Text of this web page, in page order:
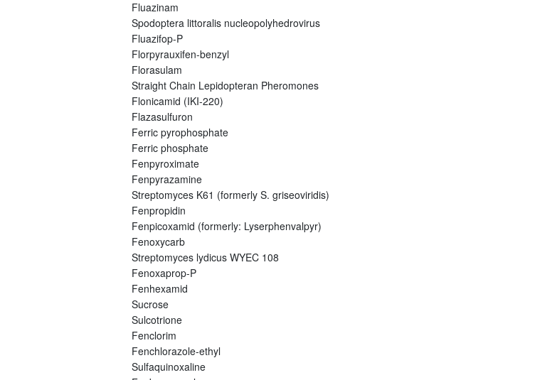
Fluazinam
Spodoptera littoralis nucleopolyhedrovirus
Fluazifop-P
Florpyrauxifen-benzyl
Florasulam
Straight Chain Lepidopteran Pheromones
Flonicamid (IKI-220)
Flazasulfuron
Ferric pyrophosphate
Ferric phosphate
Fenpyroximate
Fenpyrazamine
Streptomyces K61 (formerly S. griseoviridis)
Fenpropidin
Fenpicoxamid (formerly: Lyserphenvalpyr)
Fenoxycarb
Streptomyces lydicus WYEC 108
Fenoxaprop-P
Fenhexamid
Sucrose
Sulcotrione
Fenclorim
Fenchlorazole-ethyl
Sulfaquinoxaline